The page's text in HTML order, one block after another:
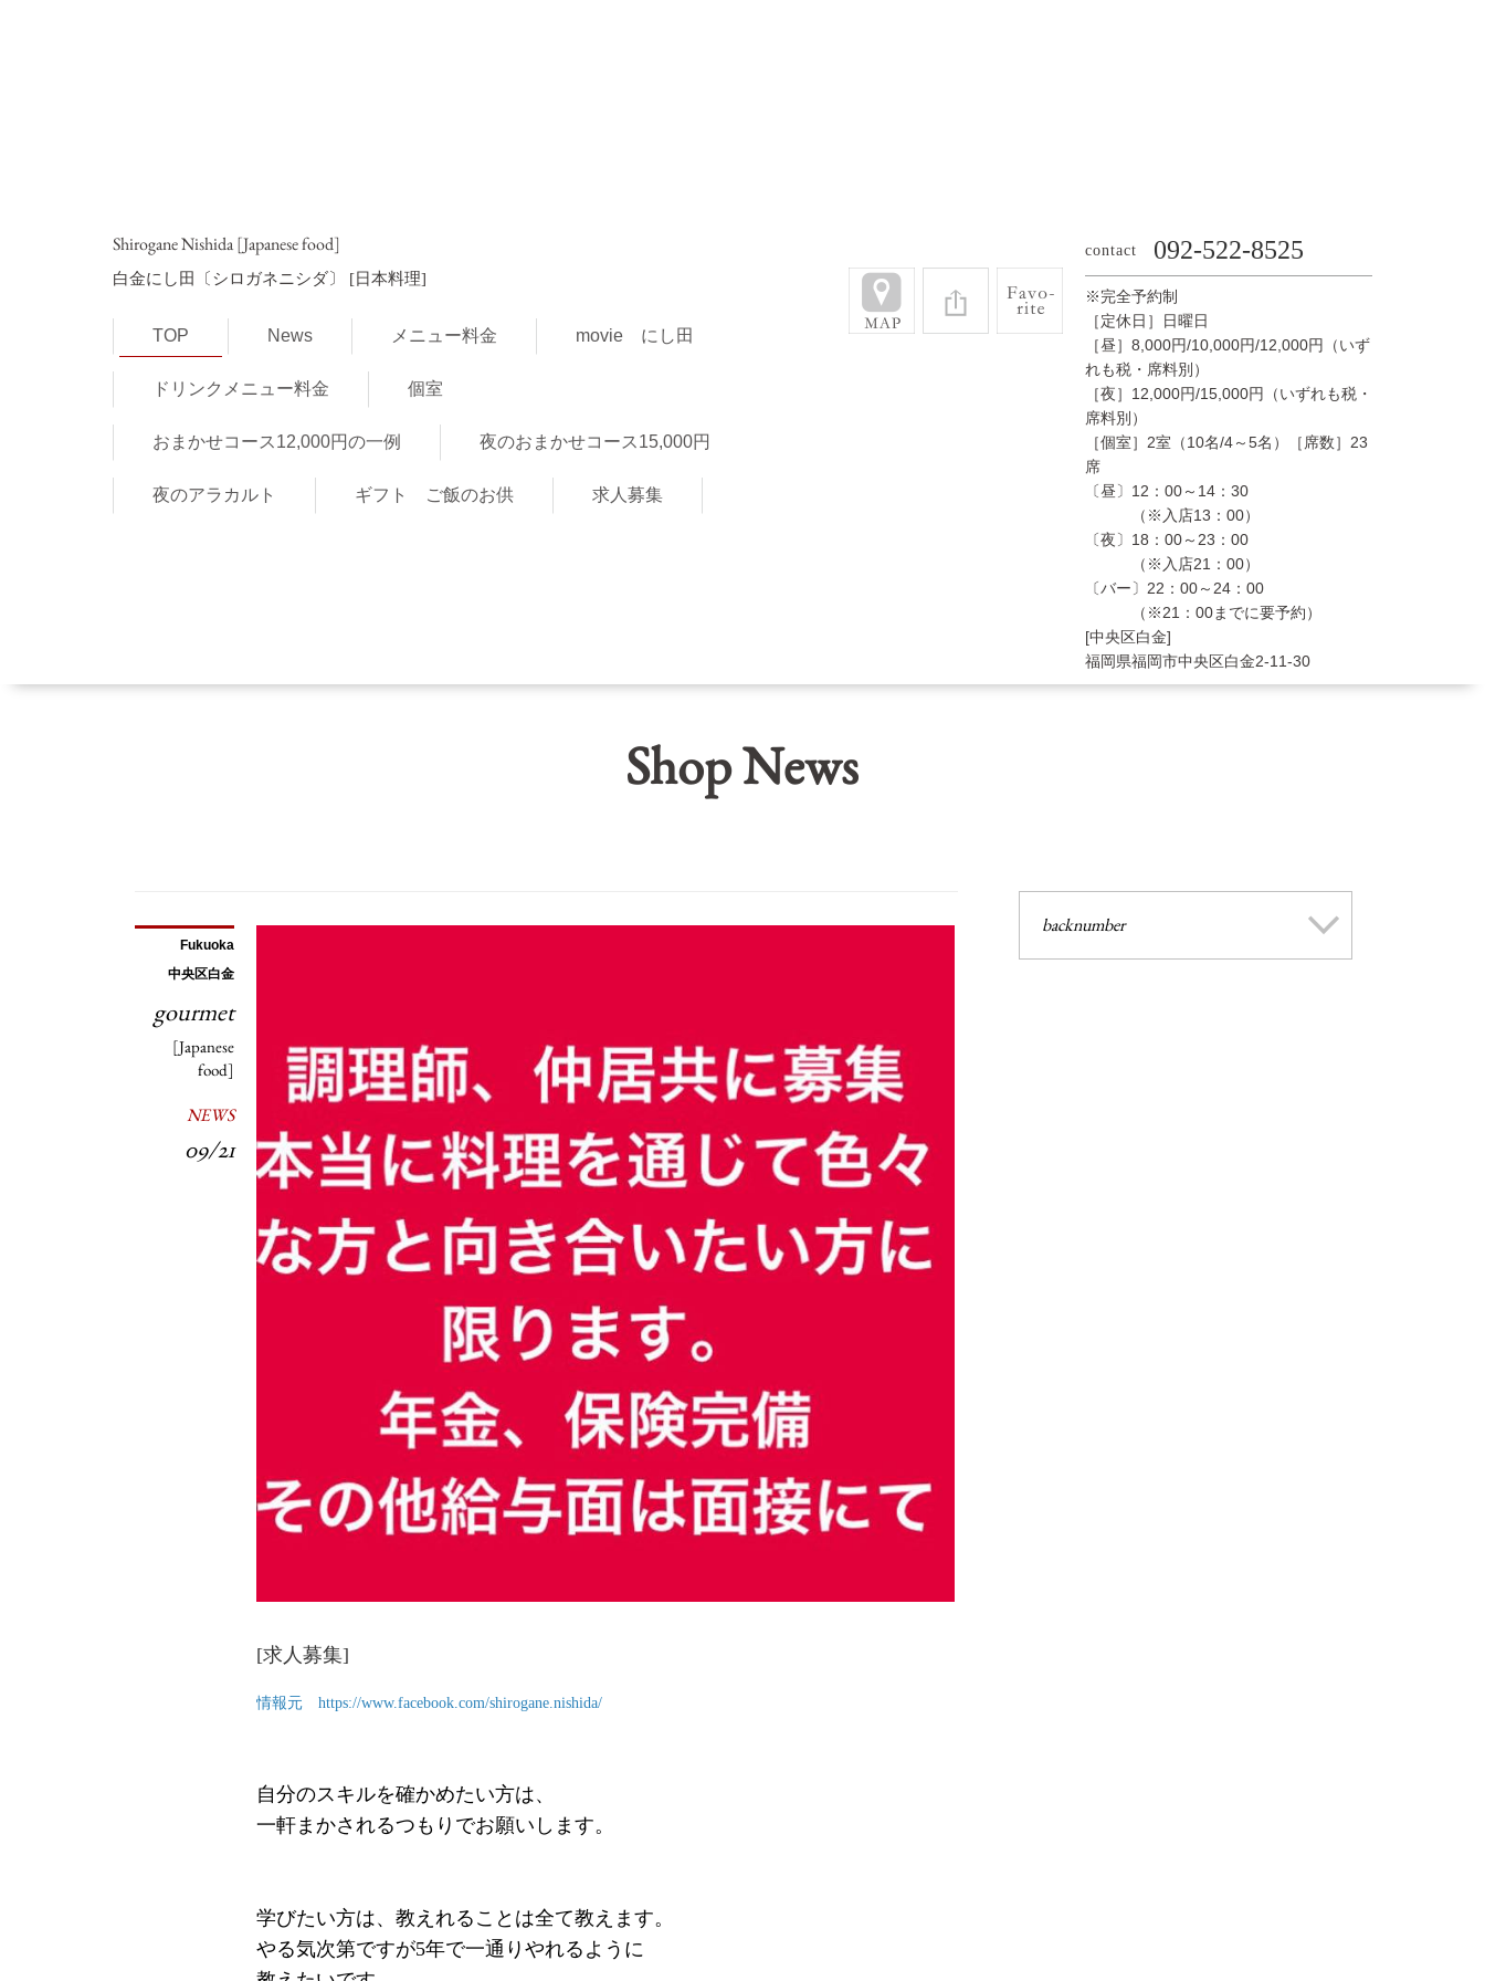
Shirogane Nishida [Japanese food]
白金にし田〔シロガネニシダ〕 [日本料理]
TOP News メニュー料金 movie にし田
ドリンクメニュー料金 個室
おまかせコース12,000円の一例 夜のおまかせコース15,000円
夜のアラカルト ギフト ご飯のお供 求人募集
contact 092-522-8525
※完全予約制
［定休日］日曜日
［昼］8,000円/10,000円/12,000円（いず
れも税・席料別）
［夜］12,000円/15,000円（いずれも税・
席料別）
［個室］2室（10名/4～5名）［席数］23
席
〔昼〕12：00～14：30
（※入店13：00）
〔夜〕18：00～23：00
（※入店21：00）
〔バー〕22：00～24：00
（※21：00までに要予約）
[中央区白金]
福岡県福岡市中央区白金2-11-30
Shop News
Fukuoka
中央区白金
gourmet
[Japanese
food]
NEWS
09/21
[求人募集]
情報元 https://www.facebook.com/shirogane.nishida/
自分のスキルを確かめたい方は、
一軒まかされるつもりでお願いします。
学びたい方は、教えれることは全て教えます。
やる気次第ですが5年で一通りやれるように
backnumber